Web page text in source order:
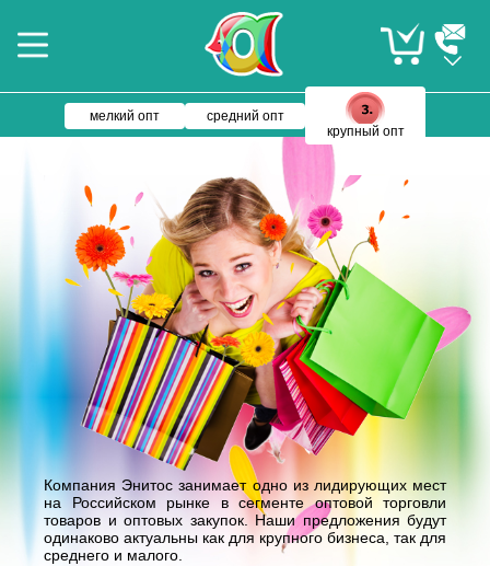
мелкий опт
средний опт
крупный опт
Компания Энитос занимает одно из лидирующих мест
на Российском рынке в сегменте оптовой торговли
товаров и оптовых закупок. Наши предложения будут
одинаково актуальны как для крупного бизнеса, так для
среднего и малого.